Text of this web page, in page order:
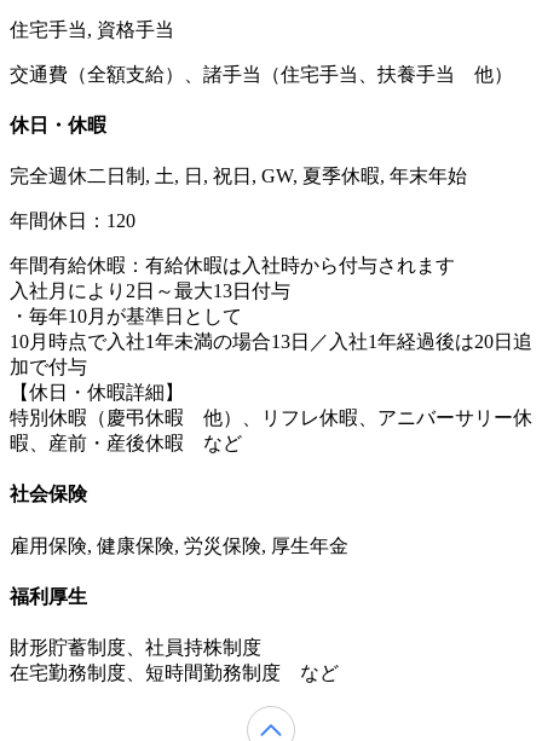
住宅手当, 資格手当
交通費（全額支給）、諸手当（住宅手当、扶養手当 他）
休日・休暇
完全週休二日制, 土, 日, 祝日, GW, 夏季休暇, 年末年始
年間休日：120
年間有給休暇：有給休暇は入社時から付与されます
入社月により2日～最大13日付与
・毎年10月が基準日として
10月時点で入社1年未満の場合13日／入社1年経過後は20日追
加で付与
【休日・休暇詳細】
特別休暇（慶弔休暇 他）、リフレ休暇、アニバーサリー休
暇、産前・産後休暇 など
社会保険
雇用保険, 健康保険, 労災保険, 厚生年金
福利厚生
財形貯蓄制度、社員持株制度
在宅勤務制度、短時間勤務制度 など